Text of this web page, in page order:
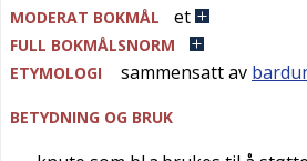
MODERAT BOKMÅL et
FULL BOKMÅLSNORM
ETYMOLOGI
sammensatt av
BETYDNING OG BRUK